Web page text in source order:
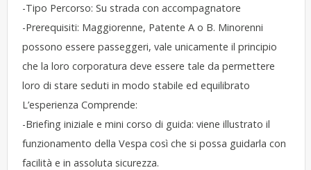
-Tipo Percorso: Su strada con accompagnatore
-Prerequisiti: Maggiorenne, Patente A o B. Minorenni
possono essere passeggeri, vale unicamente il principio
che la loro corporatura deve essere tale da permettere
loro di stare seduti in modo stabile ed equilibrato
L’esperienza Comprende:
-Briefing iniziale e mini corso di guida: viene illustrato il
funzionamento della Vespa così che si possa guidarla con
facilità e in assoluta sicurezza.